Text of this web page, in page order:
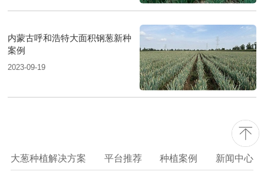
内蒙古呼和浩特大面积钢葱新种
案例
2023-09-19
大葱种植解决方案 平台推荐 种植案例 新闻中心